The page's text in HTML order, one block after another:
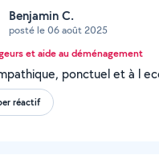
Benjamin C.
posté le 06 août 2025
et aide au déménagement
ponctuel et à l
réactif